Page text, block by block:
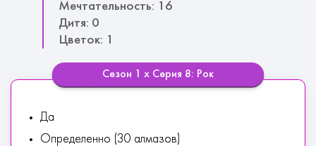
Мечтательность: 16
Дитя: 0
Цветок: 1
Сезон 1 х Серия 8: Рок
Да
Определенно (30 алмазов)